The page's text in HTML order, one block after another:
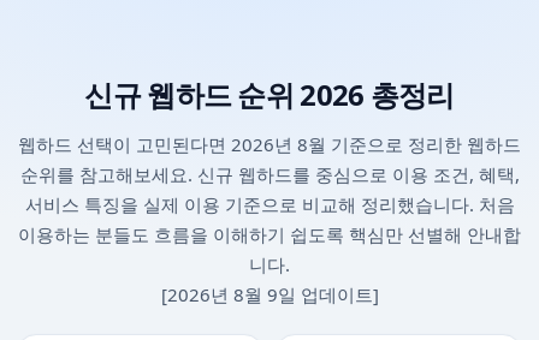
신규 웹하드 순위 2026 총정리
웹하드 선택이 고민된다면 2026년 8월 기준으로 정리한 웹하드
순위를 참고해보세요. 신규 웹하드를 중심으로 이용 조건, 혜택,
서비스 특징을 실제 이용 기준으로 비교해 정리했습니다. 처음
이용하는 분들도 흐름을 이해하기 쉽도록 핵심만 선별해 안내합
니다.
[2026년 8월 9일 업데이트]